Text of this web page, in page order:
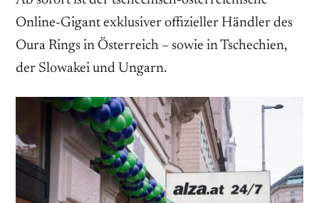
Online-Gigant exklusiver offizieller Händler des
Oura Rings in Österreich – sowie in Tschechien,
der Slowakei und Ungarn.